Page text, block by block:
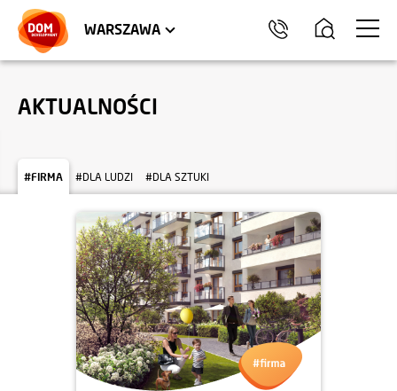
WARSZAWA
HEL
AKTUALNOŚCI
#FIRMA #DLA LUDZI #DLA SZTUKI